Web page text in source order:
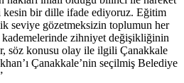
bir dille ifade ediyoruz. Eğitim
seviye gözetmeksizin toplumun her
zihniyet değişikliğinin
söz konusu olay ile ilgili Çanakkale
Çanakkale’nin seçilmiş Belediye